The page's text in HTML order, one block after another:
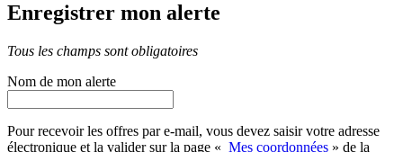
Enregistrer mon alerte
Tous les champs sont obligatoires
Nom de mon alerte
Pour recevoir les offres par e-mail, vous devez saisir votre adresse
électronique et la valider sur la page « Mes coordonnées » de la